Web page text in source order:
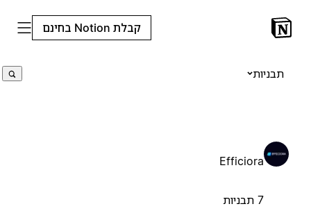
קבלת Notion בחינם
תבניות
Efficiora